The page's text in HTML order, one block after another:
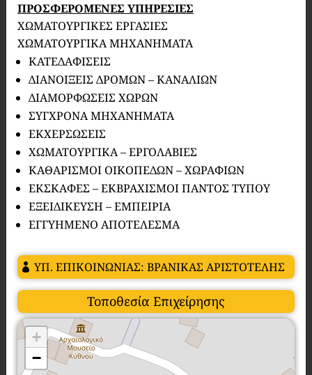
ΠΡΟΣΦΕΡΟΜΕΝΕΣ ΥΠΗΡΕΣΙΕΣ
ΧΩΜΑΤΟΥΡΓΙΚΕΣ ΕΡΓΑΣΙΕΣ
ΧΩΜΑΤΟΥΡΓΙΚΑ ΜΗΧΑΝΗΜΑΤΑ
ΚΑΤΕΔΑΦΙΣΕΙΣ
ΔΙΑΝΟΙΞΕΙΣ ΔΡΟΜΩΝ – ΚΑΝΑΛΙΩΝ
ΔΙΑΜΟΡΦΩΣΕΙΣ ΧΩΡΩΝ
ΣΥΓΧΡΟΝΑ ΜΗΧΑΝΗΜΑΤΑ
ΕΚΧΕΡΣΩΣΕΙΣ
ΧΩΜΑΤΟΥΡΓΙΚΑ – ΕΡΓΟΛΑΒΙΕΣ
ΚΑΘΑΡΙΣΜΟΙ ΟΙΚΟΠΕΔΩΝ – ΧΩΡΑΦΙΩΝ
ΕΚΣΚΑΦΕΣ – ΕΚΒΡΑΧΙΣΜΟΙ ΠΑΝΤΟΣ ΤΥΠΟΥ
ΕΞΕΙΔΙΚΕΥΣΗ – ΕΜΠΕΙΡΙΑ
ΕΓΓΥΗΜΕΝΟ ΑΠΟΤΕΛΕΣΜΑ
ΥΠ. ΕΠΙΚΟΙΝΩΝΙΑΣ: ΒΡΑΝΙΚΑΣ ΑΡΙΣΤΟΤΕΛΗΣ
Τοποθεσία Επιχείρησης
+
−